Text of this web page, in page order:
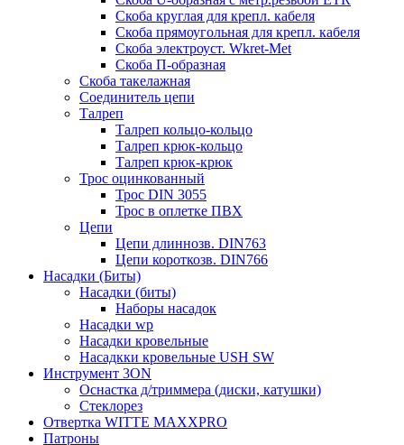
Скоба круглая для крепл. кабеля
Скоба прямоугольная для крепл. кабеля
Скоба электроуст. Wkret-Met
Скоба П-образная
Скоба такелажная
Соединитель цепи
Талреп
Талреп кольцо-кольцо
Талреп крюк-кольцо
Талреп крюк-крюк
Трос оцинкованный
Трос DIN 3055
Трос в оплетке ПВХ
Цепи
Цепи длиннозв. DIN763
Цепи короткозв. DIN766
Насадки (Биты)
Насадки (биты)
Наборы насадок
Насадки wp
Насадки кровельные
Насадкки кровельные USH SW
Инструмент 3ON
Оснастка д/триммера (диски, катушки)
Стеклорез
Отвертка WITTE MAXXPRO
Патроны